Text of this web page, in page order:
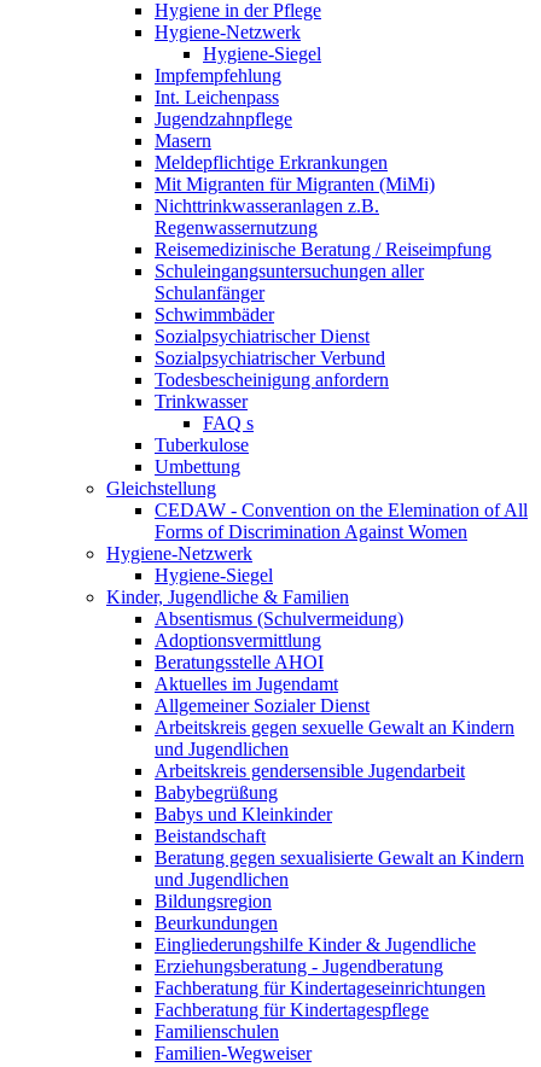
Hygiene in der Pflege
Hygiene-Netzwerk
Hygiene-Siegel
Impfempfehlung
Int. Leichenpass
Jugendzahnpflege
Masern
Meldepflichtige Erkrankungen
Mit Migranten für Migranten (MiMi)
Nichttrinkwasseranlagen z.B.
Regenwassernutzung
Reisemedizinische Beratung / Reiseimpfung
Schuleingangsuntersuchungen aller
Schulanfänger
Schwimmbäder
Sozialpsychiatrischer Dienst
Sozialpsychiatrischer Verbund
Todesbescheinigung anfordern
Trinkwasser
FAQ s
Tuberkulose
Umbettung
Gleichstellung
CEDAW - Convention on the Elemination of All
Forms of Discrimination Against Women
Hygiene-Netzwerk
Hygiene-Siegel
Kinder, Jugendliche & Familien
Absentismus (Schulvermeidung)
Adoptionsvermittlung
Beratungsstelle AHOI
Aktuelles im Jugendamt
Allgemeiner Sozialer Dienst
Arbeitskreis gegen sexuelle Gewalt an Kindern
und Jugendlichen
Arbeitskreis gendersensible Jugendarbeit
Babybegrüßung
Babys und Kleinkinder
Beistandschaft
Beratung gegen sexualisierte Gewalt an Kindern
und Jugendlichen
Bildungsregion
Beurkundungen
Eingliederungshilfe Kinder & Jugendliche
Erziehungsberatung - Jugendberatung
Fachberatung für Kindertageseinrichtungen
Fachberatung für Kindertagespflege
Familienschulen
Familien-Wegweiser